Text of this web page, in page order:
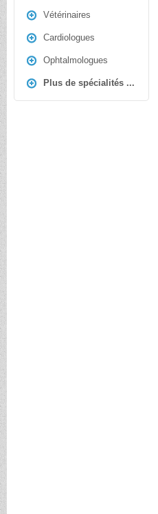
Vétérinaires
Cardiologues
Ophtalmologues
Plus de spécialités ...